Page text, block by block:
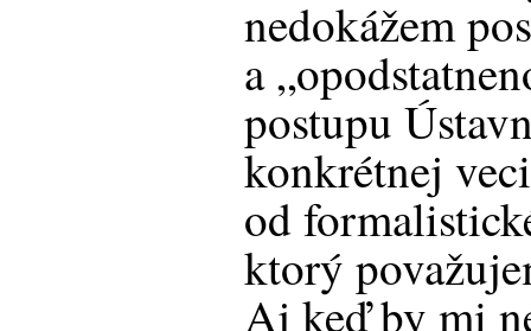
nedokážem
a
postupu
konkrétnej
od
ktorý
Aj keď by mi